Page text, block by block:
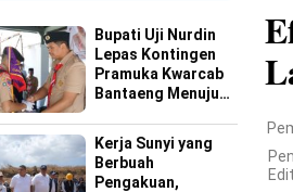
Bupati Uji Nurdin
Lepas Kontingen
Pramuka Kwarcab
Bantaeng Menuju
Kerja Sunyi yang
Berbuah
Pengakuan,